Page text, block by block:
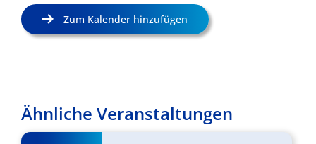
Zum Kalender hinzufügen
Ähnliche Veranstaltungen